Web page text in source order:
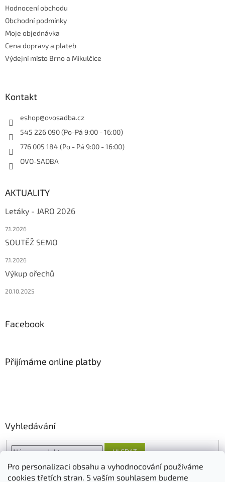
Pro personalizaci obsahu a vyhodnocování používáme
cookies třetích stran. S vaším souhlasem budeme
Hodnocení obchodu
Obchodní podmínky
Moje objednávka
Cena dopravy a plateb
Výdejní místo Brno a Mikulčice
Kontakt
eshop@ovosadba.cz
545 226 090 (Po-Pá 9:00 - 16:00)
776 005 184 (Po - Pá 9:00 - 16:00)
OVO-SADBA
AKTUALITY
Letáky - JARO 2026
7.1.2026
SOUTĚŽ SEMO
7.1.2026
Výkup ořechů
20.10.2025
Facebook
Přijímáme online platby
Vyhledávání
HLEDAT